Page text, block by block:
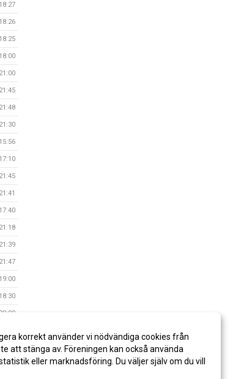
korrekt använder vi nödvändiga cookies från
att stänga av. Föreningen kan också använda
eller marknadsföring. Du väljer själv om du vill